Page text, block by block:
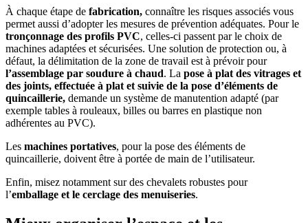
À chaque étape de fabrication, connaître les risques associés vous
permet aussi d’adopter les mesures de prévention adéquates. Pour le
tronçonnage des profils PVC, celles-ci passent par le choix de
machines adaptées et sécurisées. Une solution de protection ou, à
défaut, la délimitation de la zone de travail est à prévoir pour
l’assemblage par soudure à chaud. La pose à plat des vitrages et
des joints, effectuée à plat et suivie de la pose d’éléments de
quincaillerie, demande un système de manutention adapté (par
exemple tables à rouleaux, billes ou barres en plastique non
adhérentes au PVC).
Les machines portatives, pour la pose des éléments de
quincaillerie, doivent être à portée de main de l’utilisateur.
Enfin, misez notamment sur des chevalets robustes pour
l’emballage et le cerclage des menuiseries.